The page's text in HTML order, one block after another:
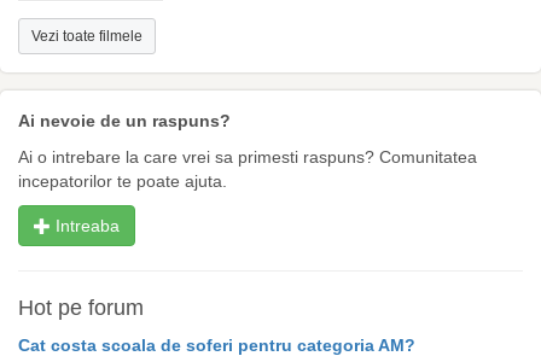
Vezi toate filmele
Ai nevoie de un raspuns?
Ai o intrebare la care vrei sa primesti raspuns? Comunitatea
incepatorilor te poate ajuta.
Intreaba
Hot pe forum
Cat costa scoala de soferi pentru categoria AM?